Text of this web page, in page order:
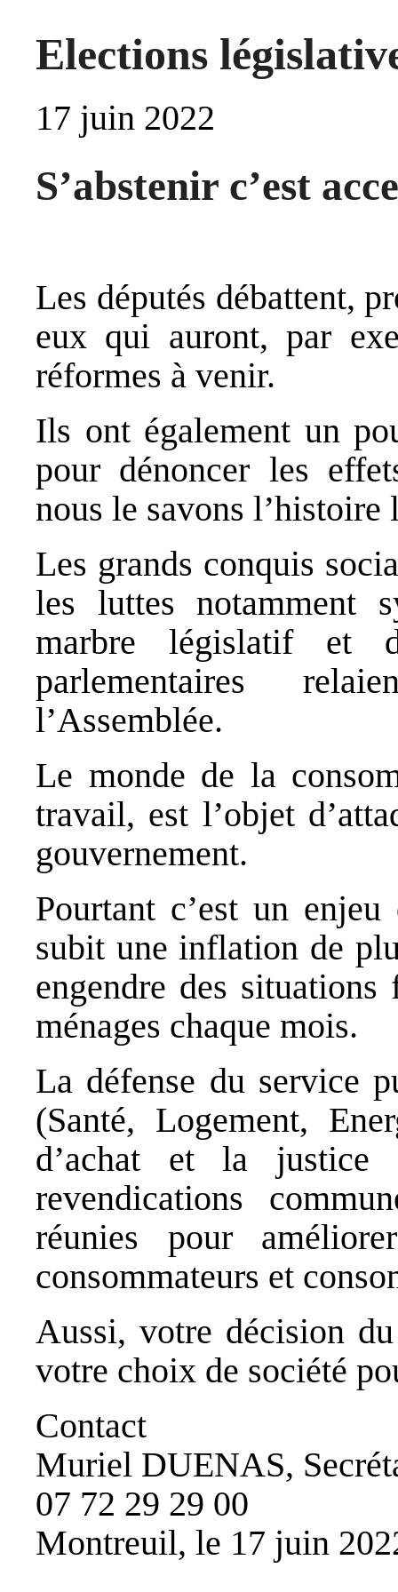
Elections
17 juin 2022
S’abstenir c’est
Les députés débattent,
eux qui auront, par
réformes à venir.
Ils ont également un
pour dénoncer les
nous le savons l’histoire
Les grands conquis
les luttes notamment
marbre législatif et
parlementaires
l’Assemblée.
Le monde de la
travail, est l’objet
gouvernement.
Pourtant c’est un
subit une inflation de
engendre des
ménages chaque mois.
La défense du service
(Santé, Logement,
d’achat et la justice
revendications
réunies pour
consommateurs et
Aussi, votre décision
votre choix de société
Contact
Muriel DUENAS,
07 72 29 29 00
Montreuil, le 17 juin